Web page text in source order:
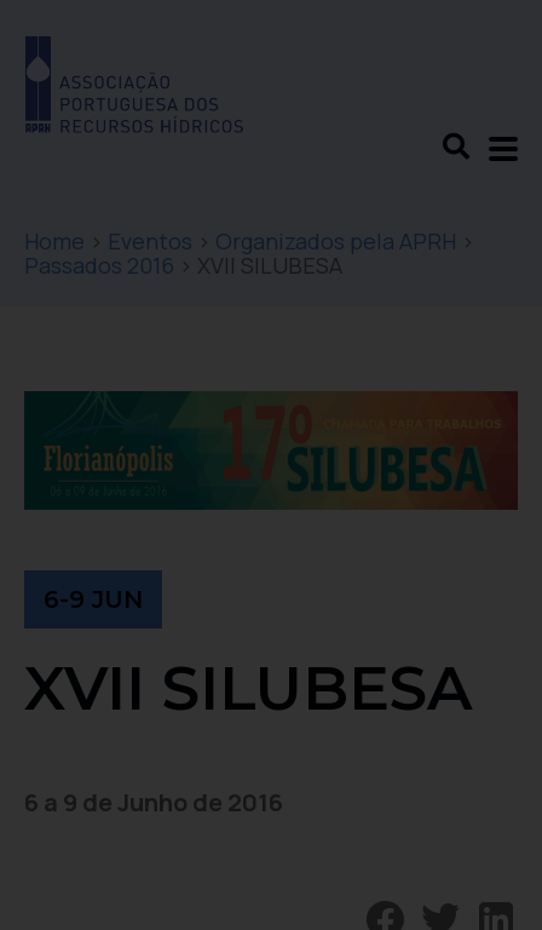
Home > Eventos > Organizados pela APRH >
Passados 2016 > XVII SILUBESA
6-9 JUN
XVII SILUBESA
6 a 9 de Junho de 2016